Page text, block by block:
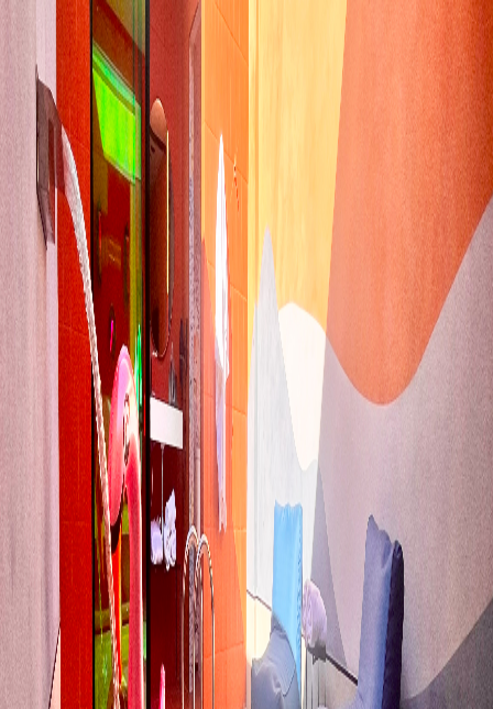
Lush Splash
voltar
Desfrute da Lush Splash, onde relaxamento e diversão se
encontram. Com piscina aquecida, teto solar e design exclusivo, é a
experiência perfeita para se jogar e aproveitar sem preocupações.
Unidade Lush Lapa
Av. Emb. Macedo Soares, Lapa - SP
Área total aproximada: 60m²
Piscina aquecida (com cromoterapia e cloro a base de sais
naturais)
Cascata
Área externa com teto solar
Smart tv 65" (Netflix, Youtube)
Ar condicionado split (quente e frio)
Garagem privativa com portão automático
Automação com Tablet
Som com conexão bluetooth
Ducha